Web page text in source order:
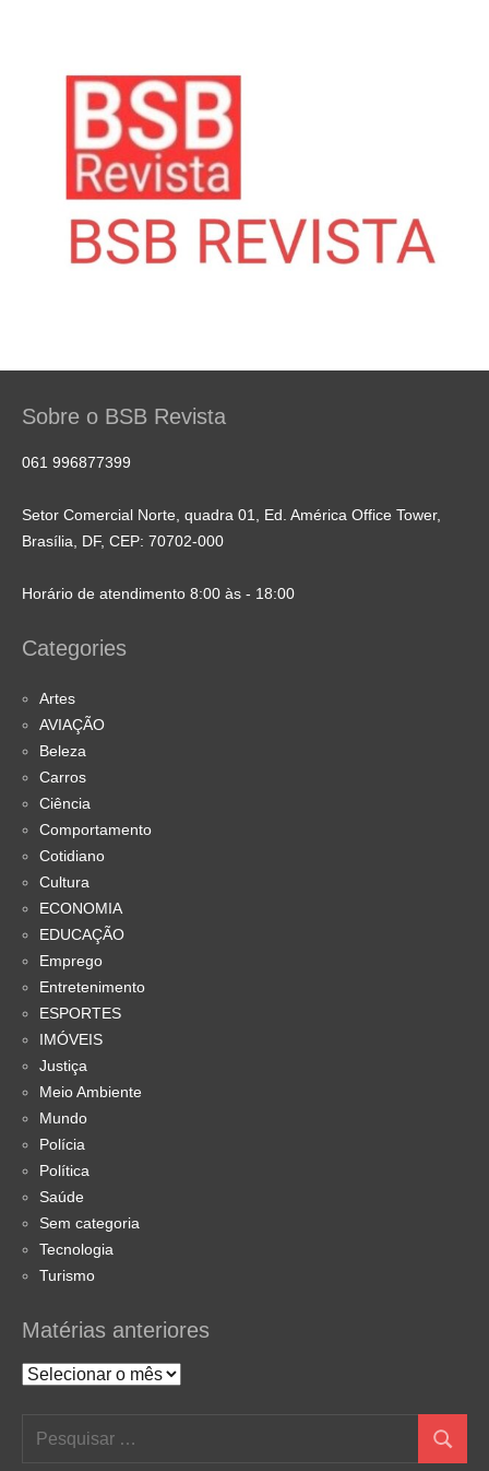
Sobre o BSB Revista
061 996877399
Setor Comercial Norte, quadra 01, Ed. América Office Tower,
Brasília, DF, CEP: 70702-000
Horário de atendimento 8:00 às - 18:00
Categories
Artes
AVIAÇÃO
Beleza
Carros
Ciência
Comportamento
Cotidiano
Cultura
ECONOMIA
EDUCAÇÃO
Emprego
Entretenimento
ESPORTES
IMÓVEIS
Justiça
Meio Ambiente
Mundo
Polícia
Política
Saúde
Sem categoria
Tecnologia
Turismo
Matérias anteriores
Matérias